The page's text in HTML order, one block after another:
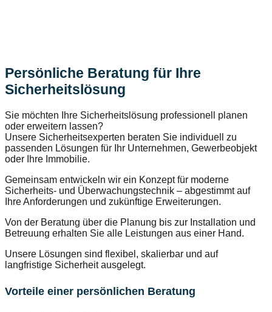
Persönliche Beratung für Ihre
Sicherheitslösung
Sie möchten Ihre Sicherheitslösung professionell planen
oder erweitern lassen?
Unsere Sicherheitsexperten beraten Sie individuell zu
passenden Lösungen für Ihr Unternehmen, Gewerbeobjekt
oder Ihre Immobilie.
Gemeinsam entwickeln wir ein Konzept für moderne
Sicherheits- und Überwachungstechnik – abgestimmt auf
Ihre Anforderungen und zukünftige Erweiterungen.
Von der Beratung über die Planung bis zur Installation und
Betreuung erhalten Sie alle Leistungen aus einer Hand.
Unsere Lösungen sind flexibel, skalierbar und auf
langfristige Sicherheit ausgelegt.
Vorteile einer persönlichen Beratung